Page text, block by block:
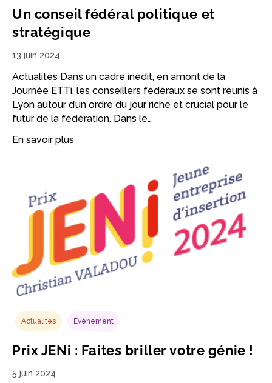
Un conseil fédéral politique et
stratégique
13 juin 2024
Actualités Dans un cadre inédit, en amont de la
Journée ETTi, les conseillers fédéraux se sont réunis à
Lyon autour d’un ordre du jour riche et crucial pour le
futur de la fédération. Dans le…
En savoir plus
Actualités Évènement
Prix JENi : Faites briller votre génie !
5 juin 2024